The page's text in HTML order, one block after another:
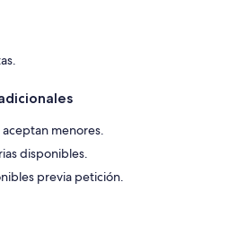
menores.
disponibles.
previa petición.